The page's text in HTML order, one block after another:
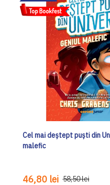
Cel mai deștept puști din
malefic
46,80 lei 58,50 lei